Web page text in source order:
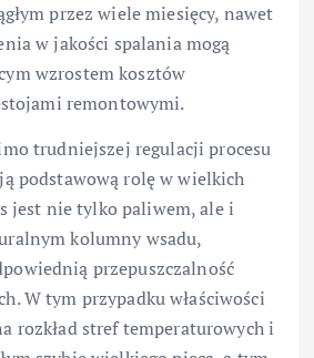
przez wiele miesięcy, nawet
w jakości spalania mogą
wzrostem kosztów
remontowymi.
trudniejszej regulacji procesu
podstawową rolę w wielkich
jest nie tylko paliwem, ale i
kolumny wsadu,
przepuszczalność
W tym przypadku właściwości
rozkład stref temperaturowych i